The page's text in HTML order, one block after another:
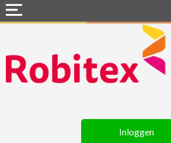
Inloggen
Webshops
Snel naar »